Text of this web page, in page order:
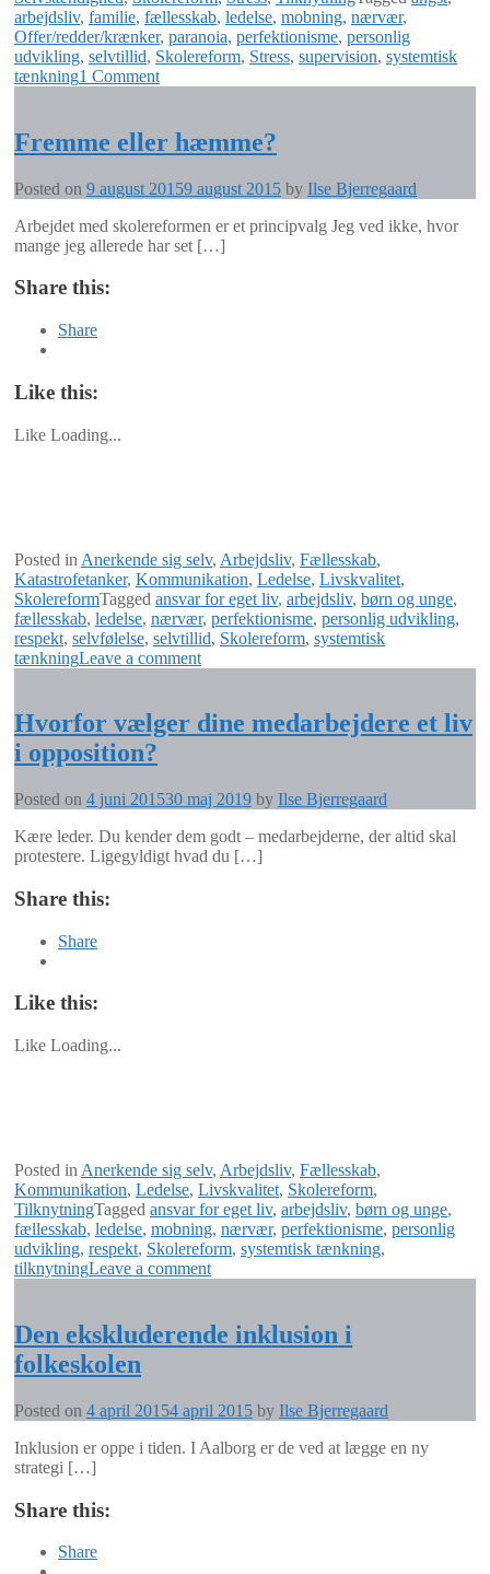
arbejdsliv, familie, fællesskab, ledelse, mobning, nærvær,
Offer/redder/krænker, paranoia, perfektionisme, personlig
udvikling, selvtillid, Skolereform, Stress, supervision, systemtisk
tænkning1 Comment
Fremme eller hæmme?
Posted on 9 august 20159 august 2015 by Ilse Bjerregaard
Arbejdet med skolereformen er et principvalg Jeg ved ikke, hvor
mange jeg allerede har set […]
Share this:
Share
Like this:
Like Loading...
Posted in Anerkende sig selv, Arbejdsliv, Fællesskab,
Katastrofetanker, Kommunikation, Ledelse, Livskvalitet,
SkolereformTagged ansvar for eget liv, arbejdsliv, børn og unge,
fællesskab, ledelse, nærvær, perfektionisme, personlig udvikling,
respekt, selvfølelse, selvtillid, Skolereform, systemtisk
tænkningLeave a comment
Hvorfor vælger dine medarbejdere et liv
i opposition?
Posted on 4 juni 201530 maj 2019 by Ilse Bjerregaard
Kære leder. Du kender dem godt – medarbejderne, der altid skal
protestere. Ligegyldigt hvad du […]
Share this:
Share
Like this:
Like Loading...
Posted in Anerkende sig selv, Arbejdsliv, Fællesskab,
Kommunikation, Ledelse, Livskvalitet, Skolereform,
TilknytningTagged ansvar for eget liv, arbejdsliv, børn og unge,
fællesskab, ledelse, mobning, nærvær, perfektionisme, personlig
udvikling, respekt, Skolereform, systemtisk tænkning,
tilknytningLeave a comment
Den ekskluderende inklusion i
folkeskolen
Posted on 4 april 20154 april 2015 by Ilse Bjerregaard
Inklusion er oppe i tiden. I Aalborg er de ved at lægge en ny
strategi […]
Share this:
Share